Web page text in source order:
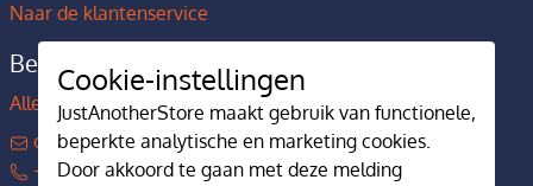
Naar de klantenservice
Bedrijfsgegevens
Alles over JustAnotherStore
contact@justanotherstore.nl
+31 73 644 7405
Cookie-instellingen
JustAnotherStore maakt gebruik van functionele,
beperkte analytische en marketing cookies.
Door akkoord te gaan met deze melding